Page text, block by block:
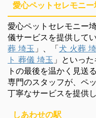
愛心ペットセレモニー
愛心ペットセレモニー
儀サービスを提供して
葬 埼玉 」、「犬 火葬
ト 葬儀 埼玉 」といっ
トの最後を温かく見送
専門のスタッフが、ペ
丁寧なサービスを提供し
しあわせの駅